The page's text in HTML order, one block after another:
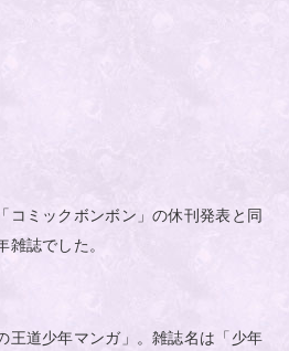
コミックボンボン」の休刊発表と同
誌でした。
王道少年マンガ」。雑誌名は「少年